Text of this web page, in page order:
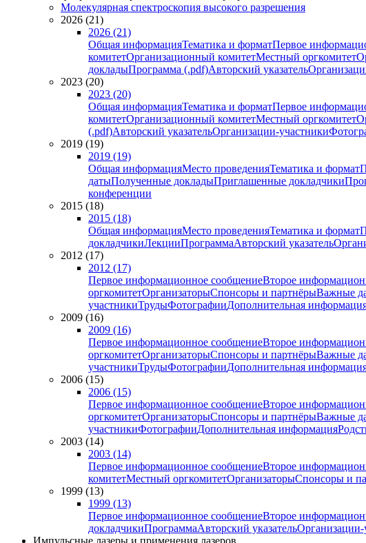
Молекулярная спектроскопия высокого разрешения
2026 (21)
2026 (21)
Общая информацияТематика и форматПервое
комитетОрганизационный комитетМестный оргкомитет
докладыПрограмма (.pdf)Авторский указатель
2023 (20)
2023 (20)
Общая информацияТематика и форматПервое
комитетОрганизационный комитетМестный оргкомитет
(.pdf)Авторский указательОрганизации-участники
2019 (19)
2019 (19)
Общая информацияМесто проведенияТематика и формат
датыПолученные докладыПриглашенные докладчики
конференции
2015 (18)
2015 (18)
Общая информацияМесто проведенияТематика и формат
докладчикиЛекцииПрограммаАвторский указатель
2012 (17)
2012 (17)
Первое информационное сообщениеВторое
оргкомитетОрганизаторыСпонсоры и партнёрыВажные
участникиТрудыФотографииДополнительная
2009 (16)
2009 (16)
Первое информационное сообщениеВторое
оргкомитетОрганизаторыСпонсоры и партнёрыВажные
участникиТрудыФотографииДополнительная
2006 (15)
2006 (15)
Первое информационное сообщениеВторое
оргкомитетОрганизаторыСпонсоры и партнёрыВажные
участникиФотографииДополнительная информация
2003 (14)
2003 (14)
Первое информационное сообщениеВторое
комитетМестный оргкомитетОрганизаторыСпонсоры и
1999 (13)
1999 (13)
Первое информационное сообщениеВторое
докладчикиПрограммаАвторский указательОрганизации-
Импульсные лазеры и применения лазеров